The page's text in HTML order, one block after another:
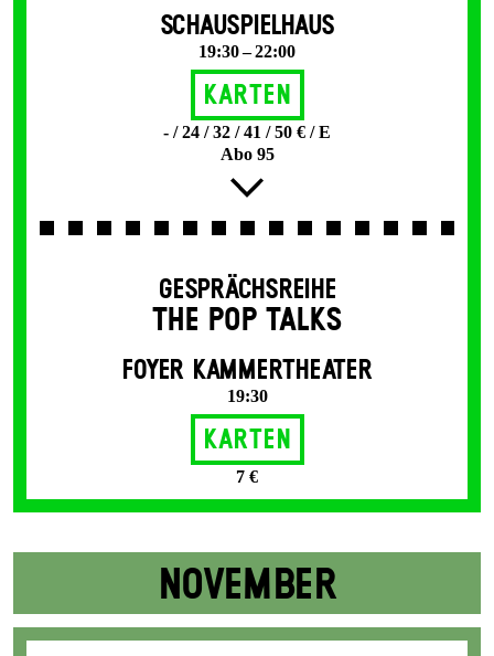
SCHAUSPIELHAUS
19:30 – 22:00
Karten
- / 24 / 32 / 41 / 50 € / E
Abo 95
GESPRÄCHSREIHE
THE POP TALKS
FOYER KAMMERTHEATER
19:30
Karten
7 €
NOVEMBER